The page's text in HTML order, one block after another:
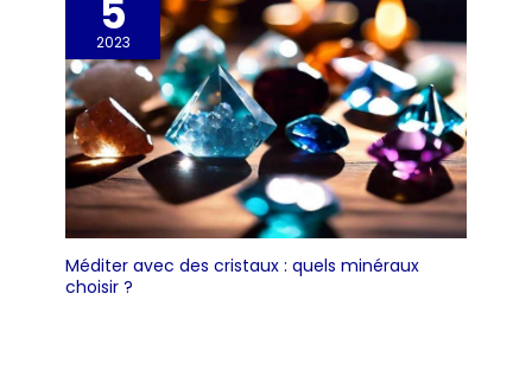
5
2023
Méditer avec des cristaux : quels minéraux
choisir ?